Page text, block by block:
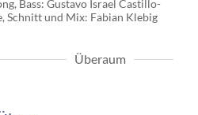
Bass: Gustavo Israel Castillo-
Schnitt und Mix: Fabian Klebig
Überaum